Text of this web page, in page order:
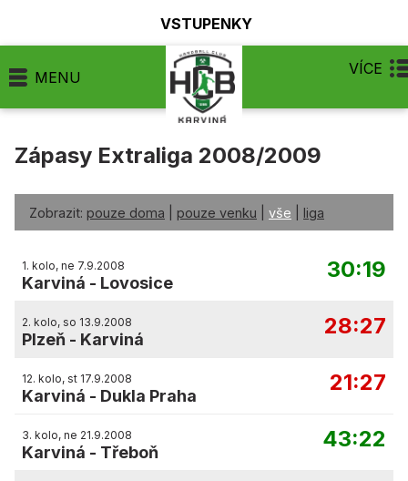
VSTUPENKY
MENU VÍCE
Zápasy Extraliga 2008/2009
Zobrazit: pouze doma pouze venku vše liga
1. kolo, ne 7.9.2008
Karviná - Lovosice
30:19
2. kolo, so 13.9.2008
Plzeň - Karviná
28:27
12. kolo, st 17.9.2008
Karviná - Dukla Praha
21:27
3. kolo, ne 21.9.2008
Karviná - Třeboň
43:22